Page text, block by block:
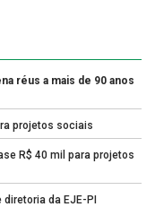
réus a mais de 90 anos
projetos sociais
R$ 40 mil para projetos
da EJE-PI